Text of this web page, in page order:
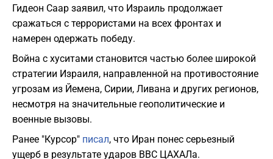
Гидеон Саар заявил, что Израиль продолжает
сражаться с террористами на всех фронтах и
намерен одержать победу.
Война с хуситами становится частью более широкой
стратегии Израиля, направленной на противостояние
угрозам из Йемена, Сирии, Ливана и других регионов,
несмотря на значительные геополитические и
военные вызовы.
Ранее "Курсор" писал, что Иран понес серьезный
ущерб в результате ударов ВВС ЦАХАЛа.